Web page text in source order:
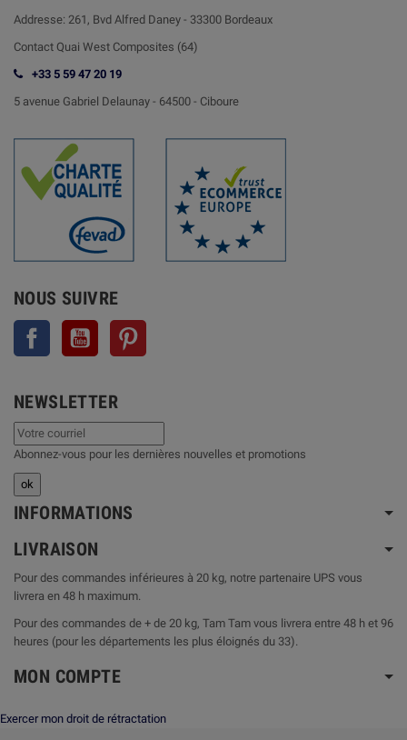
Addresse: 261, Bvd Alfred Daney - 33300 Bordeaux
Contact Quai West Composites (64)
+33 5 59 47 20 19
5 avenue Gabriel Delaunay - 64500 - Ciboure
NOUS SUIVRE
Facebook YouTube
NEWSLETTER
Abonnez-vous pour les dernières nouvelles et promotions
INFORMATIONS
LIVRAISON
Pour des commandes inférieures à 20 kg, notre partenaire UPS vous
livrera en 48 h maximum.
Pour des commandes de + de 20 kg, Tam Tam vous livrera entre 48 h et 96
heures (pour les départements les plus éloignés du 33).
MON COMPTE
Exercer mon droit de rétractation